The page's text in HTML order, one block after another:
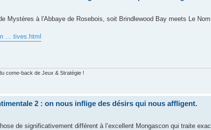
Mystères à l'Abbaye de Rosebois, soit Brindlewood Bay meets Le
... tives.html
come-back de Jeux & Stratégie !
2 : on nous inflige des désirs qui nous affligent.
de significativement différent à l’excellent Mongascon qui traite